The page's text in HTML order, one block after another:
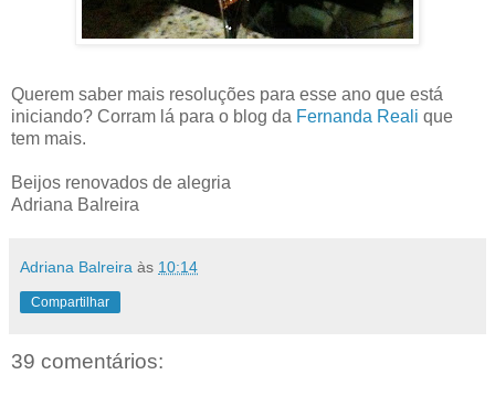
Querem saber mais resoluções para esse ano que está
iniciando? Corram lá para o blog da Fernanda Reali que
tem mais.
Beijos renovados de alegria
Adriana Balreira
Adriana Balreira às 10:14
Compartilhar
39 comentários: